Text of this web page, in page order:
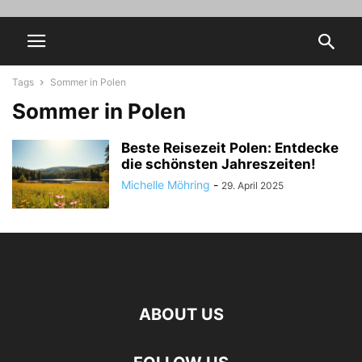
Tags Sommer in Polen
Sommer in Polen
Beste Reisezeit Polen: Entdecke
die schönsten Jahreszeiten!
Michelle Möhring - 29. April 2025
ABOUT US